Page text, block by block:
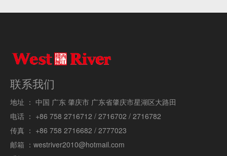
联系我们
地址 ： 中国 广东 肇庆市 广东省肇庆市星湖区大路田
电话 ： +86 758 2716712 / 2716702 / 2716782
传真 ： +86 758 2716682 / 2777023
邮箱 ： westriver2010@hotmail.com